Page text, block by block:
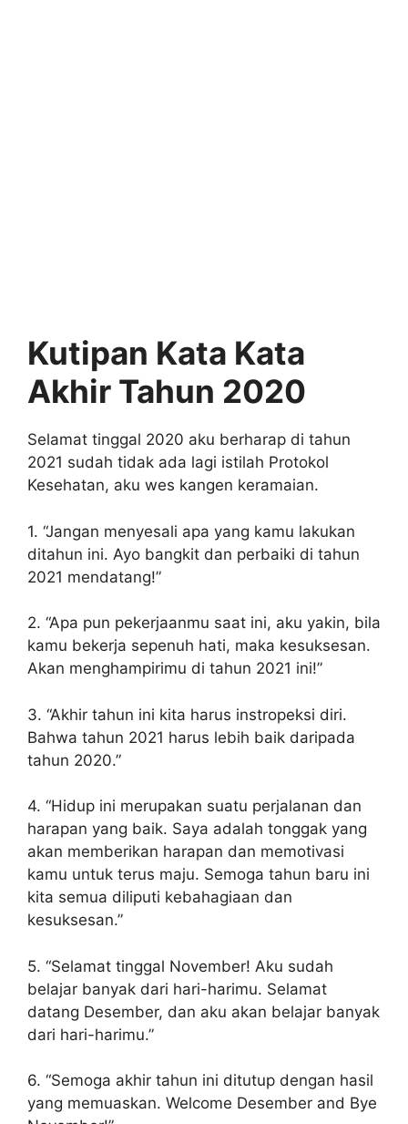
Kutipan Kata Kata
Akhir Tahun 2020
Selamat tinggal 2020 aku berharap di tahun
2021 sudah tidak ada lagi istilah Protokol
Kesehatan, aku wes kangen keramaian.
1. “Jangan menyesali apa yang kamu lakukan
ditahun ini. Ayo bangkit dan perbaiki di tahun
2021 mendatang!”
2. “Apa pun pekerjaanmu saat ini, aku yakin, bila
kamu bekerja sepenuh hati, maka kesuksesan.
Akan menghampirimu di tahun 2021 ini!”
3. “Akhir tahun ini kita harus instropeksi diri.
Bahwa tahun 2021 harus lebih baik daripada
tahun 2020.”
4. “Hidup ini merupakan suatu perjalanan dan
harapan yang baik. Saya adalah tonggak yang
akan memberikan harapan dan memotivasi
kamu untuk terus maju. Semoga tahun baru ini
kita semua diliputi kebahagiaan dan
kesuksesan.”
5. “Selamat tinggal November! Aku sudah
belajar banyak dari hari-harimu. Selamat
datang Desember, dan aku akan belajar banyak
dari hari-harimu.”
6. “Semoga akhir tahun ini ditutup dengan hasil
yang memuaskan. Welcome Desember and Bye